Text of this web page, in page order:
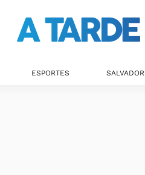
ESPORTES SALVADOR